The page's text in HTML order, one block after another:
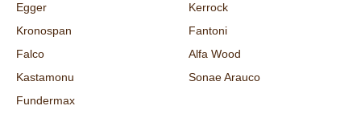
Egger
Kronospan
Falco
Kastamonu
Fundermax
Kerrock
Fantoni
Alfa Wood
Sonae Arauco